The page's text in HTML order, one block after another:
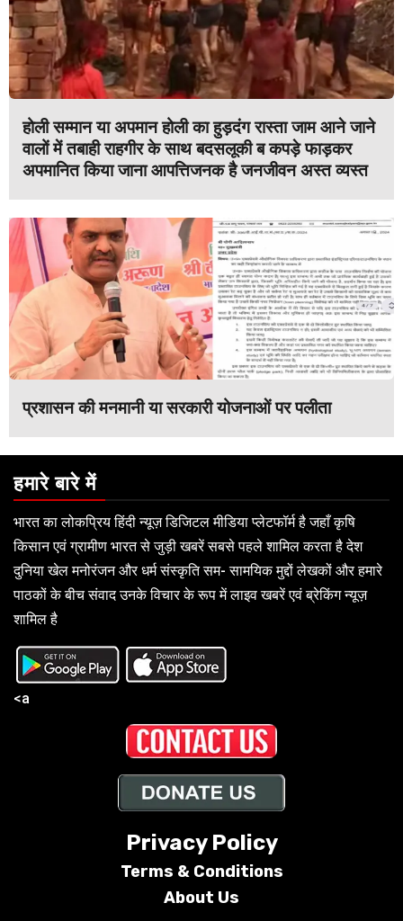
होली सम्मान या अपमान होली का हुड़दंग रास्ता जाम आने जाने
वालों में तबाही राहगीर के साथ बदसलूकी ब कपड़े फाड़कर
अपमानित किया जाना आपत्तिजनक है जनजीवन अस्त व्यस्त
प्रशासन की मनमानी या सरकारी योजनाओं पर पलीता
हमारे बारे में
भारत का लोकप्रिय हिंदी न्यूज़ डिजिटल मीडिया प्लेटफॉर्म है जहाँ कृषि
किसान एवं ग्रामीण भारत से जुड़ी खबरें सबसे पहले शामिल करता है देश
दुनिया खेल मनोरंजन और धर्म संस्कृति सम- सामयिक मुद्दों लेखकों और हमारे
पाठकों के बीच संवाद उनके विचार के रूप में लाइव खबरें एवं ब्रेकिंग न्यूज़
शामिल है
<a
Privacy Policy
Terms & Conditions
About Us